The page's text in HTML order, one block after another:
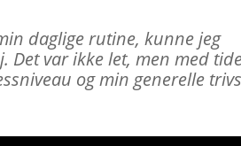
daglige rutine, kunne jeg
Det var ikke let, men med
og min generelle